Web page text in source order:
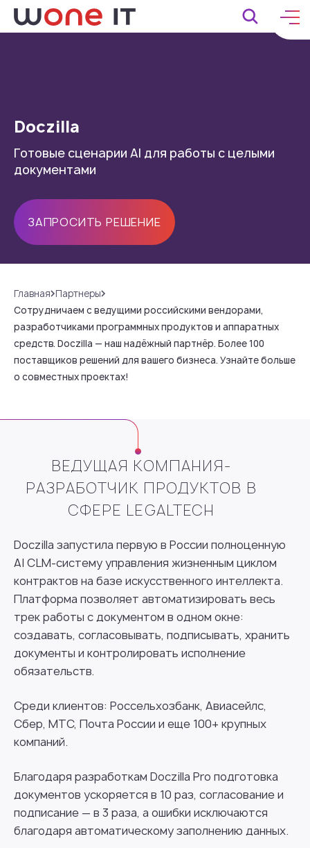
Doczilla
Готовые сценарии AI для работы с целыми
документами
ЗАПРОСИТЬ РЕШЕНИЕ
Главная Партнеры
Сотрудничаем с ведущими российскими вендорами,
разработчиками программных продуктов и аппаратных
средств. Doczilla — наш надёжный партнёр. Более 100
поставщиков решений для вашего бизнеса. Узнайте больше
о совместных проектах!
ВЕДУЩАЯ КОМПАНИЯ-
РАЗРАБОТЧИК ПРОДУКТОВ В
СФЕРЕ LEGALTECH
Doczilla запустила первую в России полноценную
AI CLM-систему управления жизненным циклом
контрактов на базе искусственного интеллекта.
Платформа позволяет автоматизировать весь
трек работы с документом в одном окне:
создавать, согласовывать, подписывать, хранить
документы и контролировать исполнение
обязательств.
Среди клиентов: Россельхозбанк, Авиасейлс,
Сбер, МТС, Почта России и еще 100+ крупных
компаний.
Благодаря разработкам Doczilla Pro подготовка
документов ускоряется в 10 раз, согласование и
подписание — в 3 раза, а ошибки исключаются
благодаря автоматическому заполнению данных.